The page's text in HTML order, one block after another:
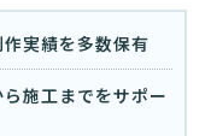
実績を多数保有
施工までをサポー